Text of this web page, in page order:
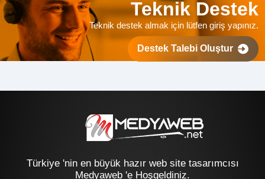
Teknik Destek
Teknik destek almak için lütfen giriş yapınız.
Destek Talebi Oluştur
Türkiye 'nin en büyük hazır web site tasarımcısı
Medyaweb 'e Hoşgeldiniz.